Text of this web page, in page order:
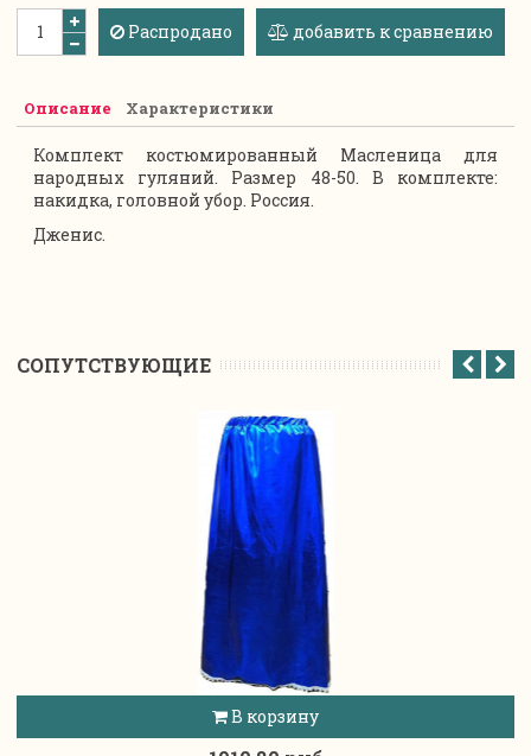
Распродано добавить к сравнению
Описание Характеристики
Комплект костюмированный Масленица для
народных гуляний. Размер 48-50. В комплекте:
накидка, головной убор. Россия.
Дженис.
CОПУТСТВУЮЩИЕ
В корзину